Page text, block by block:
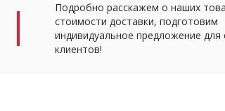
Подробно расскажем о наших
стоимости доставки, подготовим
индивидуальное предложение для
клиентов!